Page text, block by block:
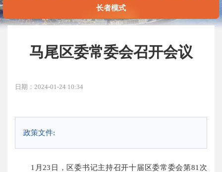
长者模式
马尾区委常委会召开会议
日期：2024-01-24 10:34
政策文件:
1月23日，区委书记主持召开十届区委常委会第81次